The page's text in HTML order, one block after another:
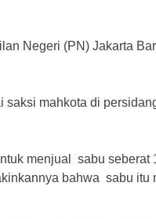
Negeri (PN) Jakarta
mahkota di
menjual sabu seberat
bahwa sabu itu